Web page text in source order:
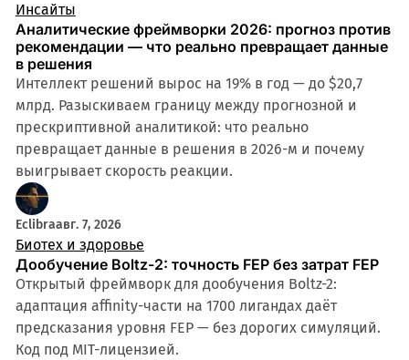
Инсайты
Аналитические фреймворки 2026: прогноз против
рекомендации — что реально превращает данные
в решения
Интеллект решений вырос на 19% в год — до $20,7
млрд. Разыскиваем границу между прогнозной и
прескриптивной аналитикой: что реально
превращает данные в решения в 2026-м и почему
выигрывает скорость реакции.
Eclibraавг. 7, 2026
Биотех и здоровье
Дообучение Boltz-2: точность FEP без затрат FEP
Открытый фреймворк для дообучения Boltz-2:
адаптация affinity-части на 1700 лигандах даёт
предсказания уровня FEP — без дорогих симуляций.
Код под MIT-лицензией.